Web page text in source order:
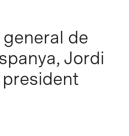
de
Jordi